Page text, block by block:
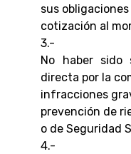
sus
cotización al
3.-
No haber sido
directa por la
infracciones
prevención de
o de Seguridad
4.-